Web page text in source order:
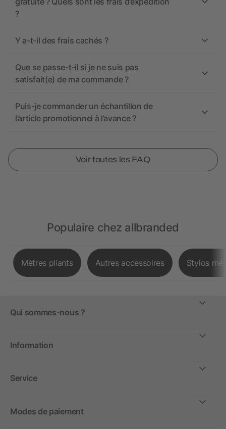
?
Y a-t-il des frais cachés ?
Que se passe-t-il si je ne suis pas
satisfait(e) de ma commande ?
Puis-je commander un échantillon de
l’article promotionnel à l’avance ?
Voir toutes les FAQ
Populaire chez allbranded
Mètres pliants Autres accessoires Stylos
Qui sommes-nous ?
Information
Service
Modes de paiement